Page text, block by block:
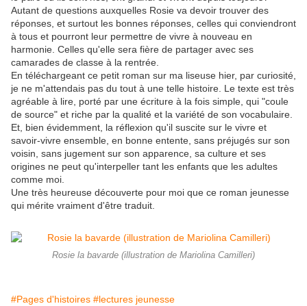
Autant de questions auxquelles Rosie va devoir trouver des
réponses, et surtout les bonnes réponses, celles qui conviendront
à tous et pourront leur permettre de vivre à nouveau en
harmonie. Celles qu'elle sera fière de partager avec ses
camarades de classe à la rentrée.
En téléchargeant ce petit roman sur ma liseuse hier, par curiosité,
je ne m'attendais pas du tout à une telle histoire. Le texte est très
agréable à lire, porté par une écriture à la fois simple, qui "coule
de source" et riche par la qualité et la variété de son vocabulaire.
Et, bien évidemment, la réflexion qu'il suscite sur le vivre et
savoir-vivre ensemble, en bonne entente, sans préjugés sur son
voisin, sans jugement sur son apparence, sa culture et ses
origines ne peut qu'interpeller tant les enfants que les adultes
comme moi.
Une très heureuse découverte pour moi que ce roman jeunesse
qui mérite vraiment d'être traduit.
Rosie la bavarde (illustration de Mariolina Camilleri)
#Pages d'histoires #lectures jeunesse